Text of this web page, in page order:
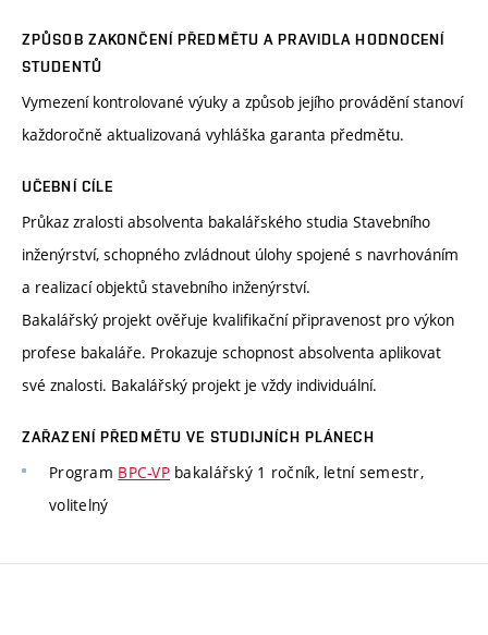
ZPŮSOB ZAKONČENÍ PŘEDMĚTU A PRAVIDLA HODNOCENÍ
STUDENTŮ
Vymezení kontrolované výuky a způsob jejího provádění stanoví
každoročně aktualizovaná vyhláška garanta předmětu.
UČEBNÍ CÍLE
Průkaz zralosti absolventa bakalářského studia Stavebního
inženýrství, schopného zvládnout úlohy spojené s navrhováním
a realizací objektů stavebního inženýrství.
Bakalářský projekt ověřuje kvalifikační připravenost pro výkon
profese bakaláře. Prokazuje schopnost absolventa aplikovat
své znalosti. Bakalářský projekt je vždy individuální.
ZAŘAZENÍ PŘEDMĚTU VE STUDIJNÍCH PLÁNECH
Program BPC-VPbakalářský 1 ročník, letní semestr,
volitelný